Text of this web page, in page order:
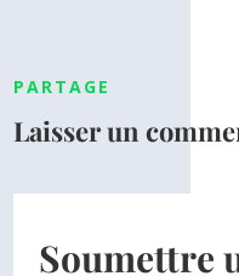
PARTAGE
Laisser un
Soumettre